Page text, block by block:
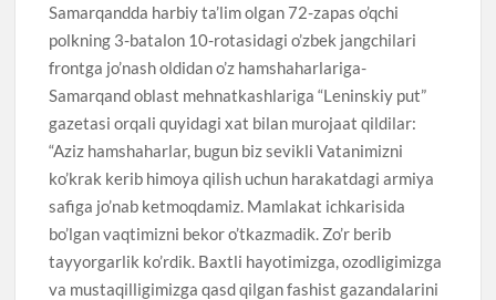
Samarqandda harbiy ta’lim olgan 72-zapas o’qchi
polkning 3-batalon 10-rotasidagi o’zbek jangchilari
frontga jo’nash oldidan o’z hamshaharlariga-
Samarqand oblast mehnatkashlariga “Leninskiy put”
gazetasi orqali quyidagi xat bilan murojaat qildilar:
“Aziz hamshaharlar, bugun biz sevikli Vatanimizni
ko’krak kerib himoya qilish uchun harakatdagi armiya
safiga jo’nab ketmoqdamiz. Mamlakat ichkarisida
bo’lgan vaqtimizni bekor o’tkazmadik. Zo’r berib
tayyorgarlik ko’rdik. Baxtli hayotimizga, ozodligimizga
va mustaqilligimizga qasd qilgan fashist gazandalarini